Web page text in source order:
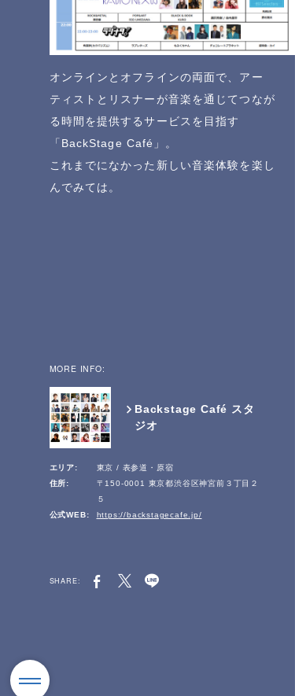
オンラインとオフラインの両面で、アー
ティストとリスナーが音楽を通じてつなが
る時間を提供するサービスを目指す
「BackStage Café」。
これまでになかった新しい音楽体験を楽し
んでみては。
MORE INFO:
Backstage Café スタ
ジオ
エリア:
東京 / 表参道・原宿
住所:
〒150-0001 東京都渋谷区神宮前３丁目２
５
公式WEB:
https://backstagecafe.jp/
SHARE: